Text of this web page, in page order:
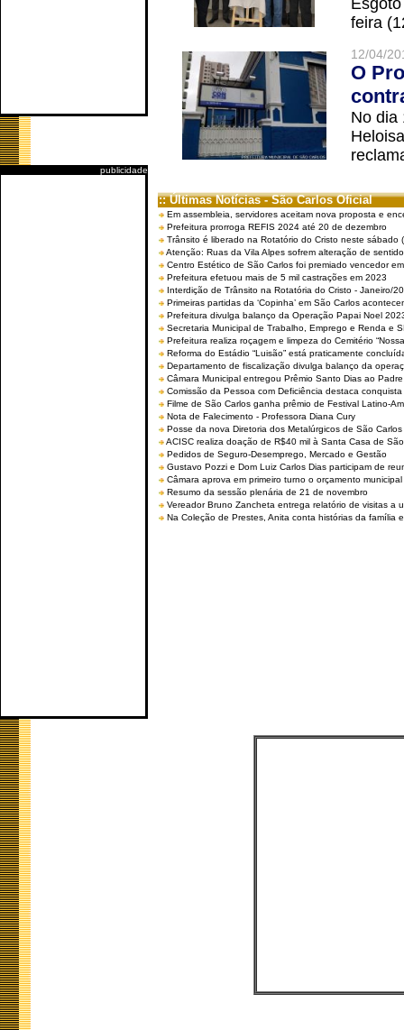
publicidade
feira
12/04/
O
No dia
:: Últimas Notícias - São Carlos Oficial
Em assembleia, servidores aceitam nova proposta e
Prefeitura prorroga REFIS 2024 até 20 de dezembro
Trânsito é liberado na Rotatório do Cristo neste sábado
Atenção: Ruas da Vila Alpes sofrem alteração de
Centro Estético de São Carlos foi premiado vencedor
Prefeitura efetuou mais de 5 mil castrações em 2023
Interdição de Trânsito na Rotatória do Cristo - Janeiro/
Primeiras partidas da ‘Copinha’ em São Carlos
Prefeitura divulga balanço da Operação Papai Noel
Secretaria Municipal de Trabalho, Emprego e Renda e
Prefeitura realiza roçagem e limpeza do Cemitério
Reforma do Estádio “Luisão” está praticamente
Departamento de fiscalização divulga balanço da
Câmara Municipal entregou Prêmio Santo Dias ao
Comissão da Pessoa com Deficiência destaca
Filme de São Carlos ganha prêmio de Festival Latino-
Nota de Falecimento - Professora Diana Cury
Posse da nova Diretoria dos Metalúrgicos de São
ACISC realiza doação de R$40 mil à Santa Casa de
Pedidos de Seguro-Desemprego, Mercado e Gestão
Gustavo Pozzi e Dom Luiz Carlos Dias participam de
Câmara aprova em primeiro turno o orçamento
Resumo da sessão plenária de 21 de novembro
Vereador Bruno Zancheta entrega relatório de visitas a
Na Coleção de Prestes, Anita conta histórias da família